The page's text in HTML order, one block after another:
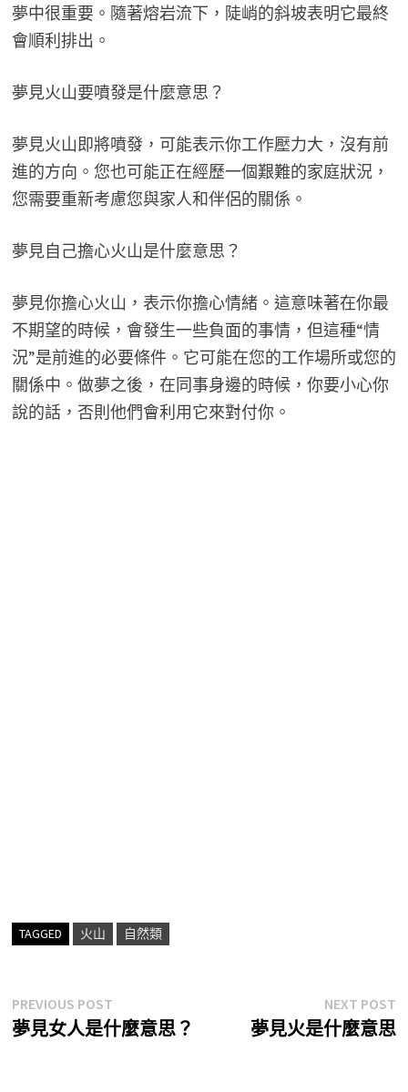
夢中很重要。隨著熔岩流下，陡峭的斜坡表明它最終
會順利排出。
夢見火山要噴發是什麼意思？
夢見火山即將噴發，可能表示你工作壓力大，沒有前
進的方向。您也可能正在經歷一個艱難的家庭狀況，
您需要重新考慮您與家人和伴侶的關係。
夢見自己擔心火山是什麼意思？
夢見你擔心火山，表示你擔心情緒。這意味著在你最
不期望的時候，會發生一些負面的事情，但這種“情
況”是前進的必要條件。它可能在您的工作場所或您的
關係中。做夢之後，在同事身邊的時候，你要小心你
說的話，否則他們會利用它來對付你。
TAGGED 火山 自然類
文
章
PREVIOUS POSTPrevious
post:
夢見女人是什麼意思？
NEXT POST
夢見火是什麼意思